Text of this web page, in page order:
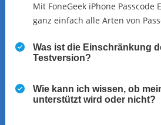
Mit FoneGeek iPhone Passcode
ganz einfach alle Arten von
stelliger/6-stelliger Passcode,
Was ist die Einschränkung
Testversion?
Wie kann ich wissen, ob
unterstützt wird oder nicht?